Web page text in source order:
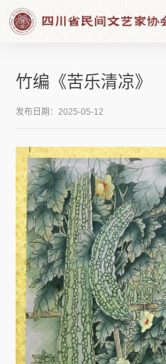
竹编《苦乐清凉》
发布日期：2025-05-12